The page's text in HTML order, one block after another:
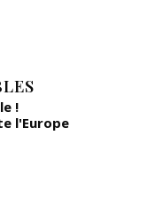
!
l'Europe